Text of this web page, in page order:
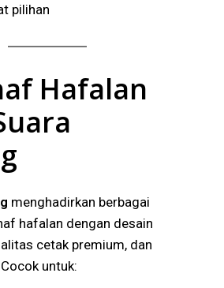
pilihan
Hafalan
menghadirkan berbagai
hafalan dengan desain
cetak premium, dan
untuk: